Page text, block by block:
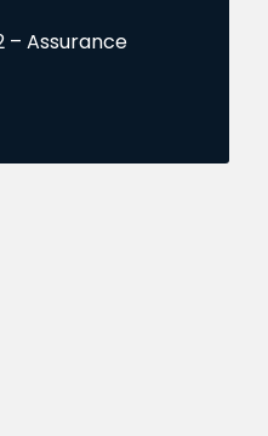
– Assurance